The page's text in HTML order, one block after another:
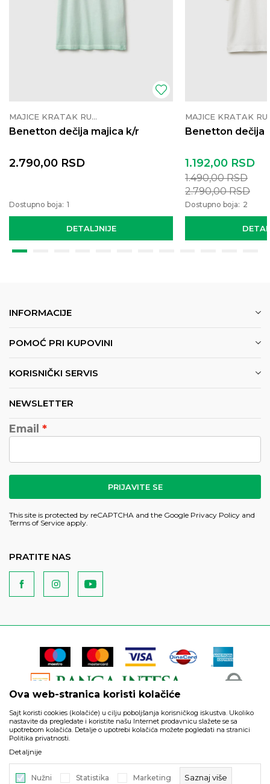
MAJICE KRATAK RUKAV
Benetton dečija majica k/r
DETALJNIJE
2.790,00 RSD
Dostupno boja: 1
Benetton dečija
1.192,00 RSD
1.490,00RSD
2.790,00RSD
Dostupno boja: 2
INFORMACIJE
POMOĆ PRI KUPOVINI
KORISNIČKI SERVIS
NEWSLETTER
Email
PRIJAVITE SE
This site is protected by reCAPTCHA and the Google Privacy Policy and
Terms of Service apply.
PRATITE NAS
artikli prikazani na sajtu su deo naše ponude i ne podrazumeva
da su dostupni u svakom trenutku.
Ova web-stranica koristi kolačiće
Sajt koristi cookies (kolačiće) u cilju poboljšanja korisničkog iskustva. Ukoliko
nastavite da pregledate i koristite našu Internet prodavnicu slažete se sa
upotrebom kolačića. Detalje o upotrebi kolačića možete pogledati na stranici
Politika privatnosti.
Detaljnije
Nužni Statistika Marketing Saznaj više